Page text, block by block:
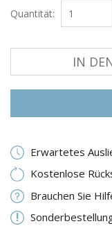
Quantität:
IN
Erwartetes
Kostenlose
Brauchen Sie